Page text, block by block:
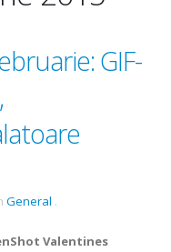
GIF-
General .
Valentines